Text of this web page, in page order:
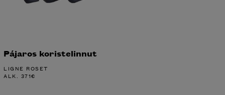
Pájaros koristelinnut
LIGNE ROSET
ALK. 371€